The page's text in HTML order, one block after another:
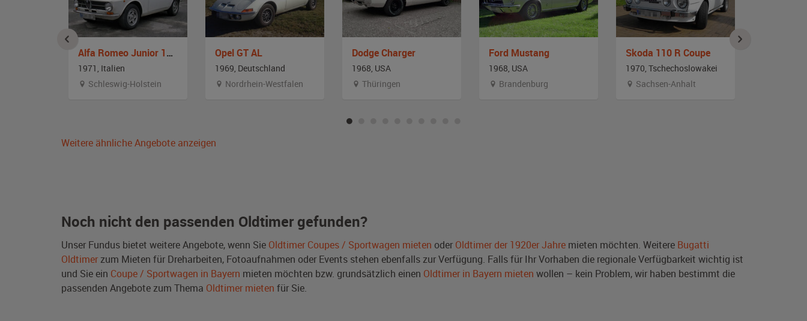
Alfa Romeo Junior 1300 GT
1971, Italien
Schleswig-Holstein
Opel GT AL
1969, Deutschland
Nordrhein-Westfalen
Dodge Charger
1968, USA
Thüringen
Ford Mustang
1968, USA
Brandenburg
Skoda 110 R Coupe
1970, Tschechoslowakei
Sachsen-Anhalt
Weitere ähnliche Angebote anzeigen
Noch nicht den passenden Oldtimer gefunden?
Unser Fundus bietet weitere Angebote, wenn Sie Oldtimer Coupes / Sportwagen mieten oder Oldtimer der 1920er Jahre mieten möchten. Weitere Bugatti
Oldtimer zum Mieten für Dreharbeiten, Fotoaufnahmen oder Events stehen ebenfalls zur Verfügung. Falls für Ihr Vorhaben die regionale Verfügbarkeit wichtig ist
und Sie ein Coupe / Sportwagen in Bayern mieten möchten bzw. grundsätzlich einen Oldtimer in Bayern mieten wollen – kein Problem, wir haben bestimmt die
passenden Angebote zum Thema Oldtimer mieten für Sie.